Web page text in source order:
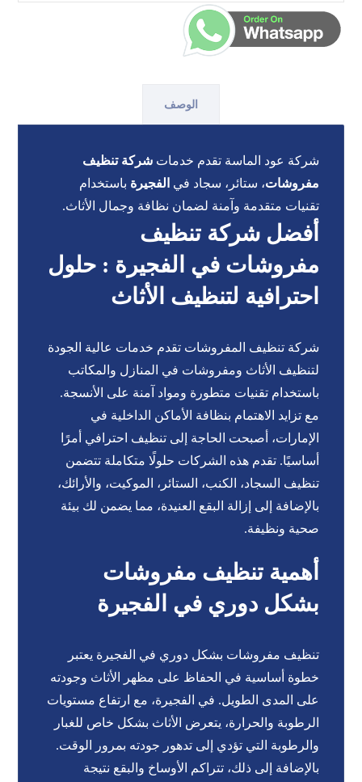
الوصف
شركة عود الماسة تقدم خدماتشركة تنظيف
مفروشات، ستائر، سجاد في الفجيرة باستخدام
تقنيات متقدمة وآمنة لضمان نظافة وجمال الأثاث.
أفضل شركة تنظيف
مفروشات في الفجيرة : حلول
احترافية لتنظيف الأثاث
شركة تنظيف المفروشات تقدم خدمات عالية الجودة
لتنظيف الأثاث ومفروشات في المنازل والمكاتب
باستخدام تقنيات متطورة ومواد آمنة على الأنسجة.
مع تزايد الاهتمام بنظافة الأماكن الداخلية في
الإمارات، أصبحت الحاجة إلى تنظيف احترافي أمرًا
أساسيًا. تقدم هذه الشركات حلولًا متكاملة تتضمن
تنظيف السجاد، الكنب، الستائر، الموكيت، والأرائك،
بالإضافة إلى إزالة البقع العنيدة، مما يضمن لك بيئة
صحية ونظيفة.
أهمية تنظيف مفروشات
بشكل دوري في الفجيرة
تنظيف مفروشات بشكل دوري في الفجيرة يعتبر
خطوة أساسية في الحفاظ على مظهر الأثاث وجودته
على المدى الطويل. في الفجيرة، مع ارتفاع مستويات
الرطوبة والحرارة، يتعرض الأثاث بشكل خاص للغبار
والرطوبة التي تؤدي إلى تدهور جودته بمرور الوقت.
بالإضافة إلى ذلك، تتراكم الأوساخ والبقع نتيجة